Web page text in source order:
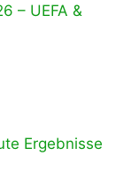
– UEFA &
Ergebnisse